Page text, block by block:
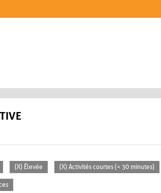
(X) Élevée (X) Activités courtes (< 30 minutes)